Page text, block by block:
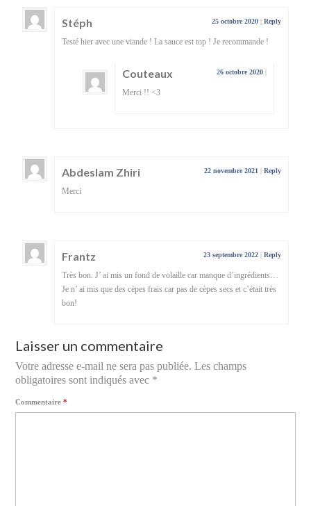
Stéph 25 octobre 2020 | Reply
Testé hier avec une viande ! La sauce est top ! Je recommande !
Couteaux 26 octobre 2020 |
Merci !! <3
Abdeslam Zhiri 22 novembre 2021 | Reply
Merci
Frantz 23 septembre 2022 | Reply
Très bon. J’ ai mis un fond de volaille car manque d’ingrédients…
Je n’ ai mis que des cèpes frais car pas de cèpes secs et c’était très
bon!
Laisser un commentaire
Votre adresse e-mail ne sera pas publiée. Les champs
obligatoires sont indiqués avec *
Commentaire*